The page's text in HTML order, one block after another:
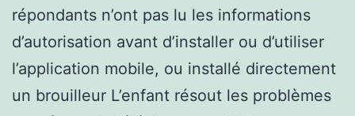
répondants n’ont pas lu les informations
d’autorisation avant d’installer ou d’utiliser
l’application mobile, ou installé directement
un brouilleur L’enfant résout les problèmes